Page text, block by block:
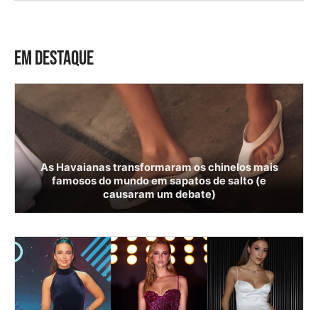
EM DESTAQUE
As Havaianas transformaram os chinelos mais
famosos do mundo em sapatos de salto (e
causaram um debate)